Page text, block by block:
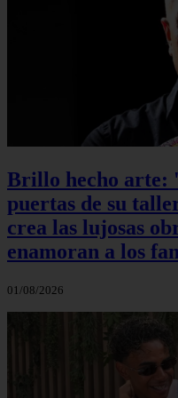
Brillo hecho arte:
puertas de su
crea las lujosas
enamoran a los
01/08/2026